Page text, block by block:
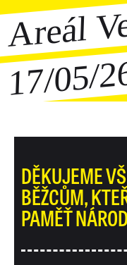
Areál
17/05/
DĚKUJEME
BĚŽCŮM,
PAMĚŤ